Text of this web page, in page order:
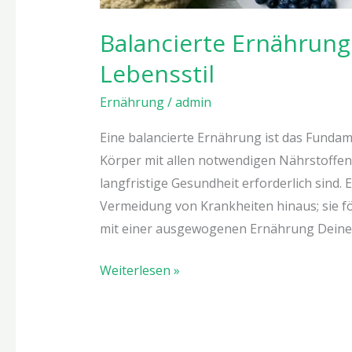
Balancierte
Lebensstil
Ernährung/admin
Eine balancierte Ernährung ist das
Körper mit allen notwendigen
langfristige Gesundheit erforderlich sind.
Vermeidung von Krankheiten hinaus; sie
mit einer ausgewogenen Ernährung
Weiterlesen »